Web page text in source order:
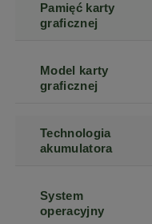
Pamięć karty
graficznej
Model karty
graficznej
Technologia
akumulatora
System
operacyjny